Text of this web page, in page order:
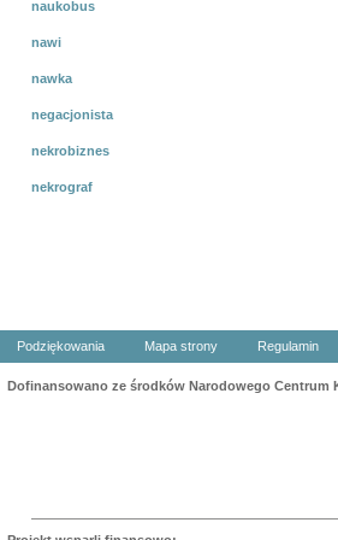
naukobus
nawi
nawka
negacjonista
nekrobiznes
nekrograf
Podziękowania Mapa strony Regulamin
Dofinansowano ze środków Narodowego